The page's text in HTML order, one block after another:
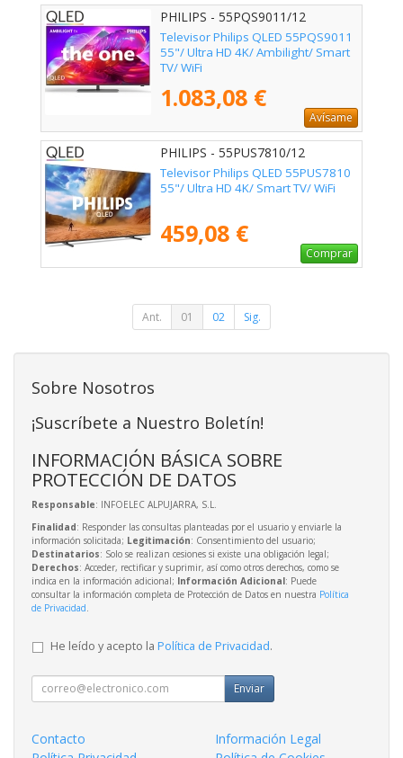
PHILIPS - 55PQS9011/12
Televisor Philips QLED 55PQS9011
55"/ Ultra HD 4K/ Ambilight/ Smart
TV/ WiFi
1.083,08 €
Avísame
PHILIPS - 55PUS7810/12
Televisor Philips QLED 55PUS7810
55"/ Ultra HD 4K/ Smart TV/ WiFi
459,08 €
Comprar
Ant. 01 02 Sig.
Sobre Nosotros
¡Suscríbete a Nuestro Boletín!
INFORMACIÓN BÁSICA SOBRE
PROTECCIÓN DE DATOS
Responsable: INFOELEC ALPUJARRA, S.L.
Finalidad: Responder las consultas planteadas por el usuario y enviarle la
información solicitada; Legitimación: Consentimiento del usuario;
Destinatarios: Solo se realizan cesiones si existe una obligación legal;
Derechos: Acceder, rectificar y suprimir, así como otros derechos, como se
indica en la información adicional; Información Adicional: Puede
consultar la información completa de Protección de Datos en nuestra Política
de Privacidad.
He leído y acepto la Política de Privacidad.
Enviar
Contacto
Información Legal